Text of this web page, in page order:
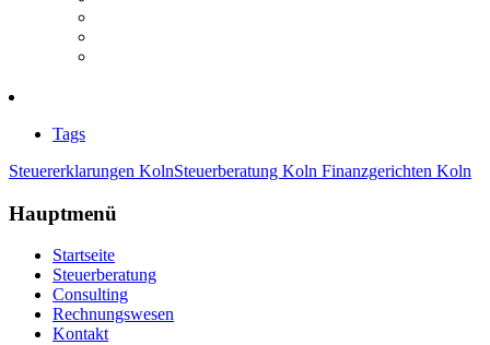
Tags
Steuererklarungen KolnSteuerberatung Koln Finanzgerichten Koln
Hauptmenü
Startseite
Steuerberatung
Consulting
Rechnungswesen
Kontakt